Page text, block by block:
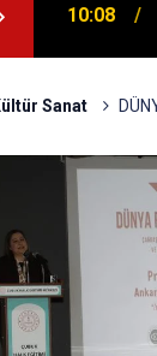
12:06
Sanat